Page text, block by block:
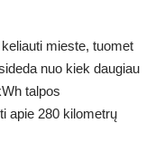
mieste, tuomet
nuo kiek daugiau
talpos
apie 280 kilometrų